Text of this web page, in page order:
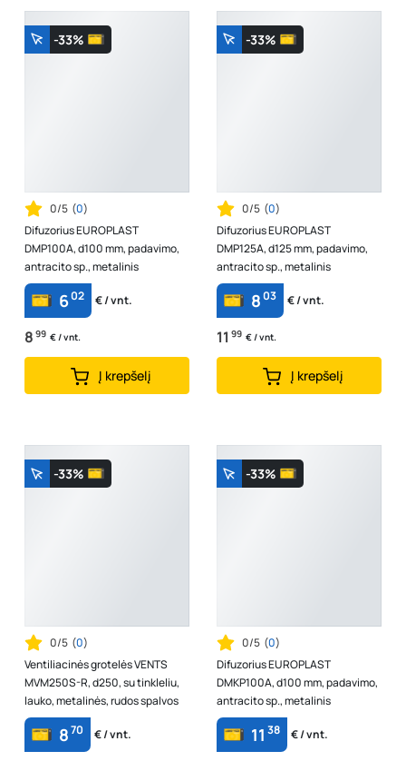
-33%
0/5 (0)
Difuzorius EUROPLAST
DMP100A, d100 mm, padavimo,
antracito sp., metalinis
602 € / vnt.
8 99 € / vnt.
Į krepšelį
-33%
0/5 (0)
Difuzorius EUROPLAST
DMP125A, d125 mm, padavimo,
antracito sp., metalinis
803 € / vnt.
11 99 € / vnt.
Į krepšelį
-33%
0/5 (0)
Ventiliacinės grotelės VENTS
MVM250S-R, d250, su tinkleliu,
lauko, metalinės, rudos spalvos
870 € / vnt.
-33%
0/5 (0)
Difuzorius EUROPLAST
DMKP100A, d100 mm, padavimo,
antracito sp., metalinis
11 38 € / vnt.